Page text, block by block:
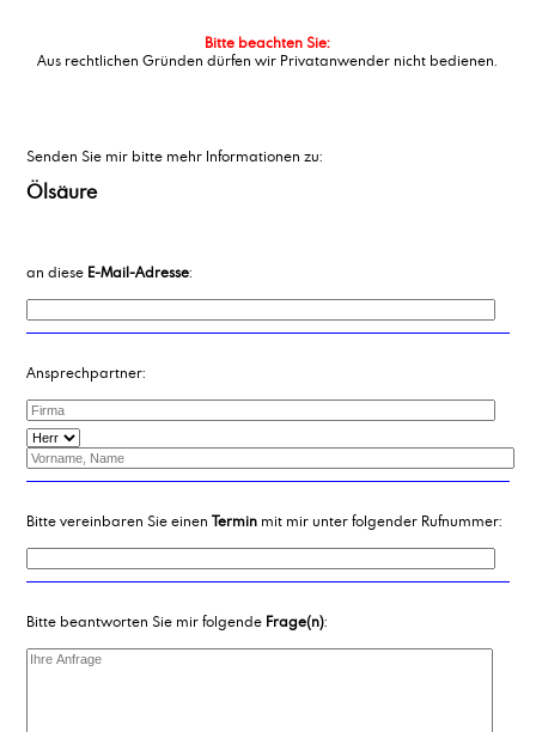
Bitte beachten Sie:
Aus rechtlichen Gründen dürfen wir Privatanwender nicht bedienen.
Senden Sie mir bitte mehr Informationen zu:
Ölsäure
an diese E-Mail-Adresse:
Ansprechpartner:
Bitte vereinbaren Sie einen Terminmit mir unter folgender Rufnummer:
Bitte beantworten Sie mir folgende Frage(n):